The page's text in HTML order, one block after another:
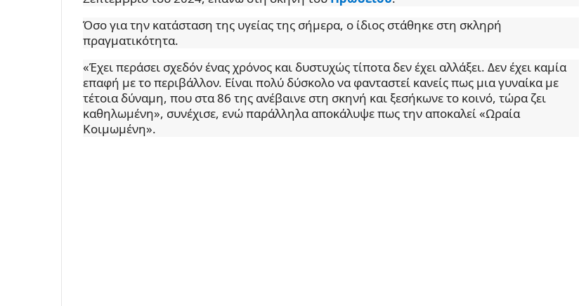
Όσο για την κατάσταση της υγείας της σήμερα, ο ίδιος στάθηκε στη σκληρή
πραγματικότητα.
«Έχει περάσει σχεδόν ένας χρόνος και δυστυχώς τίποτα δεν έχει αλλάξει. Δεν έχει καμία
επαφή με το περιβάλλον. Είναι πολύ δύσκολο να φανταστεί κανείς πως μια γυναίκα με
τέτοια δύναμη, που στα 86 της ανέβαινε στη σκηνή και ξεσήκωνε το κοινό, τώρα ζει
καθηλωμένη», συνέχισε, ενώ παράλληλα αποκάλυψε πως την αποκαλεί «Ωραία
Κοιμωμένη».